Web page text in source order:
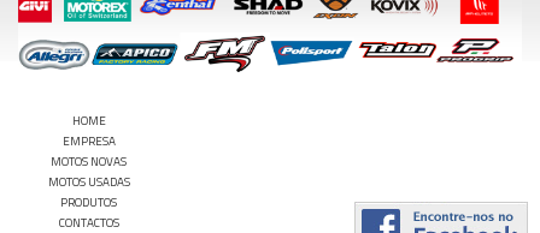
HOME
EMPRESA
MOTOS NOVAS
MOTOS USADAS
PRODUTOS
CONTACTOS